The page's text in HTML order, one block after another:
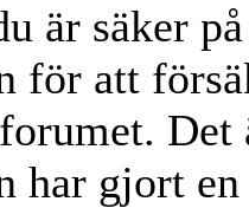
är säker
för att
har gjort